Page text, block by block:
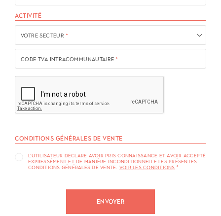
ACTIVITÉ
VOTRE SECTEUR *
CODE TVA INTRACOMMUNAUTAIRE*
CONDITIONS GÉNÉRALES DE VENTE
L'UTILISATEUR DÉCLARE AVOIR PRIS CONNAISSANCE ET AVOIR ACCEPTÉ
EXPRESSÉMENT ET DE MANIÈRE INCONDITIONNELLE LES PRÉSENTES
CONDITIONS GÉNÉRALES DE VENTE. VOIR LES CONDITIONS *